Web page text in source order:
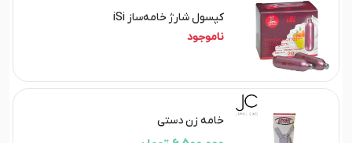
کپسول شارژ خامه‌ساز iSi
ناموجود
خامه زن دستی